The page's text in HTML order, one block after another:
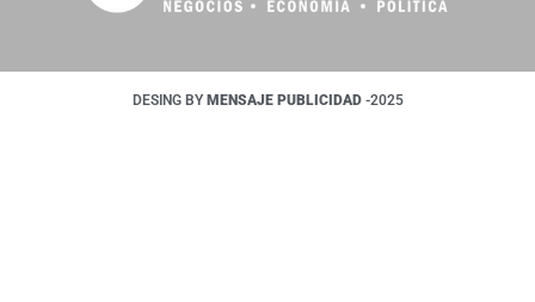
DESING BY MENSAJE PUBLICIDAD -2025